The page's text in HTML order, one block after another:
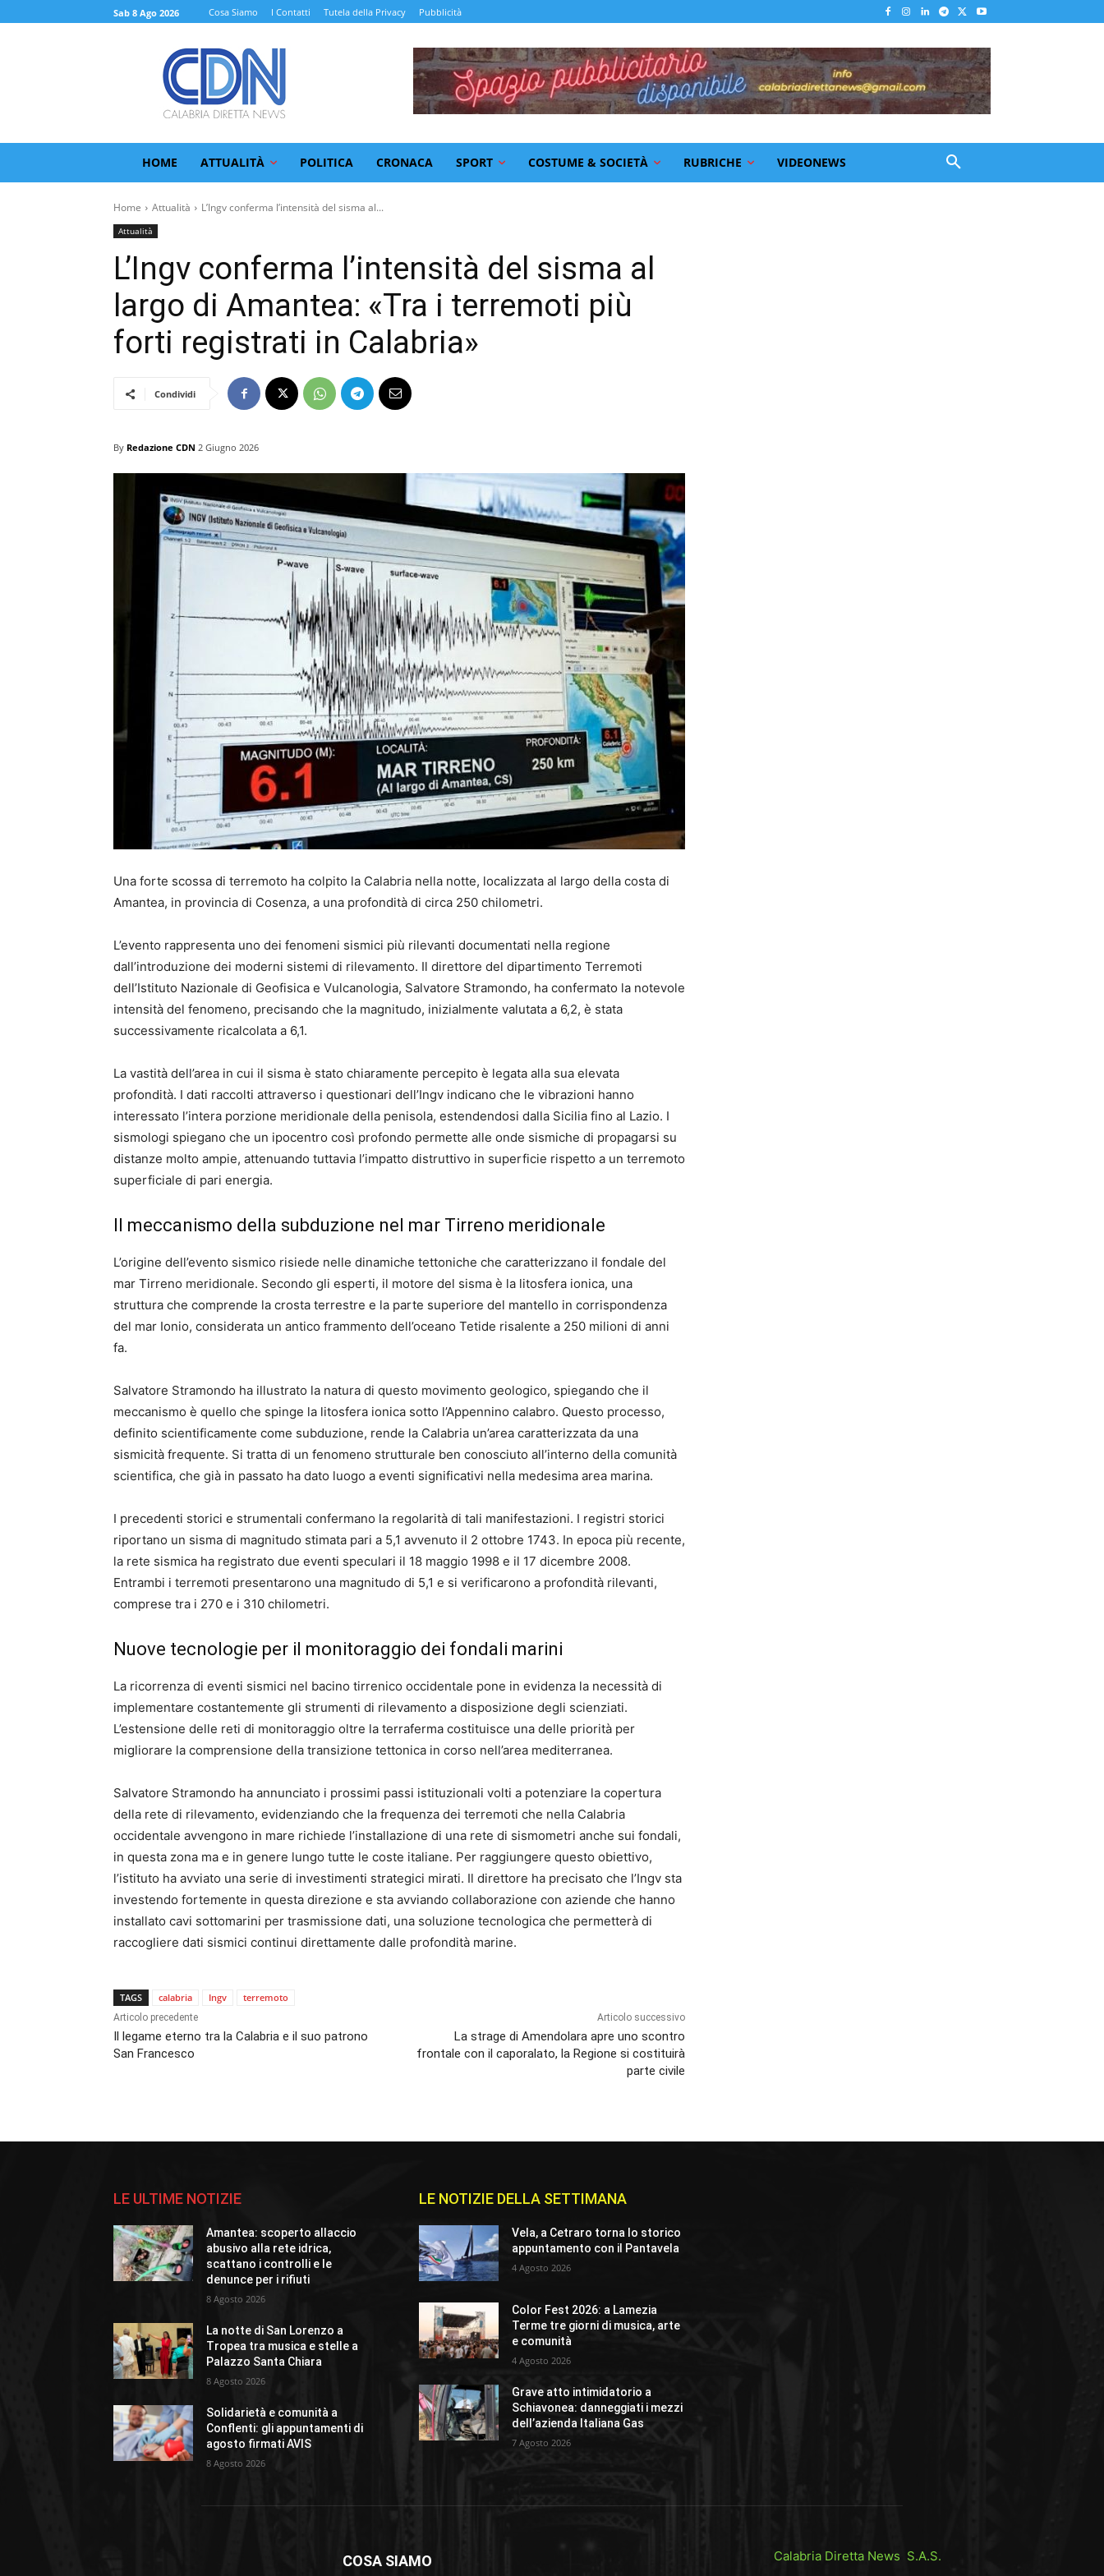
Sab 8 Ago 2026 Cosa Siamo I Contatti Tutela della Privacy Pubblicità
HOME ATTUALITÀ POLITICA CRONACA SPORT COSTUME & SOCIETÀ RUBRICHE VIDEONEWS
Home Attualità L’Ingv conferma l’intensità del sisma al...
Attualità
L’Ingv conferma l’intensità del sisma al
largo di Amantea: «Tra i terremoti più
forti registrati in Calabria»
Condividi
By Redazione CDN 2 Giugno 2026
Una forte scossa di terremoto ha colpito la Calabria nella notte, localizzata al largo della costa di
Amantea, in provincia di Cosenza, a una profondità di circa 250 chilometri.
L’evento rappresenta uno dei fenomeni sismici più rilevanti documentati nella regione
dall’introduzione dei moderni sistemi di rilevamento. Il direttore del dipartimento Terremoti
dell’Istituto Nazionale di Geofisica e Vulcanologia, Salvatore Stramondo, ha confermato la notevole
intensità del fenomeno, precisando che la magnitudo, inizialmente valutata a 6,2, è stata
successivamente ricalcolata a 6,1.
La vastità dell’area in cui il sisma è stato chiaramente percepito è legata alla sua elevata
profondità. I dati raccolti attraverso i questionari dell’Ingv indicano che le vibrazioni hanno
interessato l’intera porzione meridionale della penisola, estendendosi dalla Sicilia fino al Lazio. I
sismologi spiegano che un ipocentro così profondo permette alle onde sismiche di propagarsi su
distanze molto ampie, attenuando tuttavia l’impatto distruttivo in superficie rispetto a un terremoto
superficiale di pari energia.
Il meccanismo della subduzione nel mar Tirreno meridionale
L’origine dell’evento sismico risiede nelle dinamiche tettoniche che caratterizzano il fondale del
mar Tirreno meridionale. Secondo gli esperti, il motore del sisma è la litosfera ionica, una
struttura che comprende la crosta terrestre e la parte superiore del mantello in corrispondenza
del mar Ionio, considerata un antico frammento dell’oceano Tetide risalente a 250 milioni di anni
fa.
Salvatore Stramondo ha illustrato la natura di questo movimento geologico, spiegando che il
meccanismo è quello che spinge la litosfera ionica sotto l’Appennino calabro. Questo processo,
definito scientificamente come subduzione, rende la Calabria un’area caratterizzata da una
sismicità frequente. Si tratta di un fenomeno strutturale ben conosciuto all’interno della comunità
scientifica, che già in passato ha dato luogo a eventi significativi nella medesima area marina.
I precedenti storici e strumentali confermano la regolarità di tali manifestazioni. I registri storici
riportano un sisma di magnitudo stimata pari a 5,1 avvenuto il 2 ottobre 1743. In epoca più recente,
la rete sismica ha registrato due eventi speculari il 18 maggio 1998 e il 17 dicembre 2008.
Entrambi i terremoti presentarono una magnitudo di 5,1 e si verificarono a profondità rilevanti,
comprese tra i 270 e i 310 chilometri.
Nuove tecnologie per il monitoraggio dei fondali marini
La ricorrenza di eventi sismici nel bacino tirrenico occidentale pone in evidenza la necessità di
implementare costantemente gli strumenti di rilevamento a disposizione degli scienziati.
L’estensione delle reti di monitoraggio oltre la terraferma costituisce una delle priorità per
migliorare la comprensione della transizione tettonica in corso nell’area mediterranea.
Salvatore Stramondo ha annunciato i prossimi passi istituzionali volti a potenziare la copertura
della rete di rilevamento, evidenziando che la frequenza dei terremoti che nella Calabria
occidentale avvengono in mare richiede l’installazione di una rete di sismometri anche sui fondali,
in questa zona ma e in genere lungo tutte le coste italiane. Per raggiungere questo obiettivo,
l’istituto ha avviato una serie di investimenti strategici mirati. Il direttore ha precisato che l’Ingv sta
investendo fortemente in questa direzione e sta avviando collaborazione con aziende che hanno
installato cavi sottomarini per trasmissione dati, una soluzione tecnologica che permetterà di
raccogliere dati sismici continui direttamente dalle profondità marine.
TAGS calabria Ingv terremoto
Articolo precedente
Il legame eterno tra la Calabria e il suo patrono
San Francesco
Articolo successivo
La strage di Amendolara apre uno scontro
frontale con il caporalato, la Regione si costituirà
parte civile
LE ULTIME NOTIZIE
Amantea: scoperto allaccio
abusivo alla rete idrica,
scattano i controlli e le
denunce per i rifiuti
8 Agosto 2026
La notte di San Lorenzo a
Tropea tra musica e stelle a
Palazzo Santa Chiara
8 Agosto 2026
Solidarietà e comunità a
Conflenti: gli appuntamenti di
agosto firmati AVIS
8 Agosto 2026
LE NOTIZIE DELLA SETTIMANA
Vela, a Cetraro torna lo storico
appuntamento con il Pantavela
4 Agosto 2026
Color Fest 2026: a Lamezia
Terme tre giorni di musica, arte
e comunità
4 Agosto 2026
Grave atto intimidatorio a
Schiavonea: danneggiati i mezzi
dell’azienda Italiana Gas
7 Agosto 2026
COSA SIAMO Calabria Diretta News S.A.S.